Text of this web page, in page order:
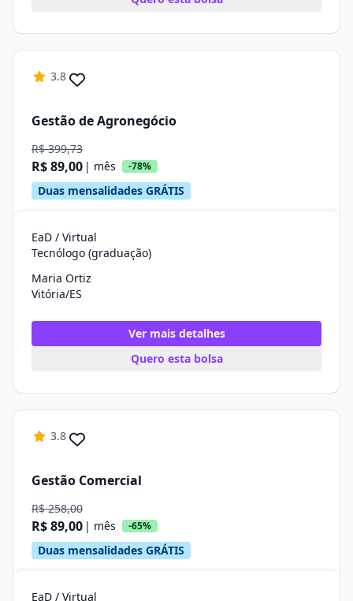
3.8
Gestão de Agronegócio
R$ 399,73
R$ 89,00 | mês -78%
Duas mensalidades GRÁTIS
EaD / Virtual
Tecnólogo (graduação)
Maria Ortiz
Vitória/ES
Ver mais detalhes
Quero esta bolsa
3.8
Gestão Comercial
R$ 258,00
R$ 89,00 | mês -65%
Duas mensalidades GRÁTIS
EaD / Virtual